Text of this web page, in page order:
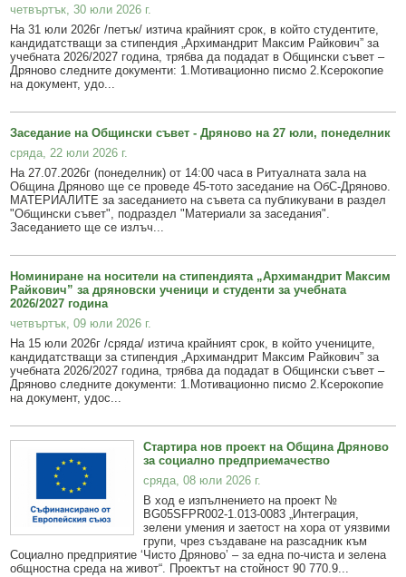
Общинска собственост
Финанси и бюджет
Култура
Социални дейности
Здравеопазване
Спорт и младежки дейности
Проекти по европейски програми
Управление при кризи, обществен ред и сигурност
Политика лични данни
BG05SFPR001-1.004-0019-C01 „Утвърждаване на интеркултурното
образование в община Дряново“
четвъртък, 30 юли 2026 г.
На 31 юли 2026г /петък/ изтича крайният срок, в който студентите,
кандидатстващи за стипендия „Архимандрит Максим Райкович” за
учебната 2026/2027 година, трябва да подадат в Общински съвет –
Дряново следните документи: 1.Мотивационно писмо 2.Ксерокопие
на документ, удо...
Заседание на Общински съвет - Дряново на 27 юли, понеделник
сряда, 22 юли 2026 г.
На 27.07.2026г (понеделник) от 14:00 часа в Ритуалната зала на
Община Дряново ще се проведе 45-тото заседание на ОбС-Дряново.
МАТЕРИАЛИТЕ за заседанието на съвета са публикувани в раздел
"Общински съвет", подраздел "Материали за заседания".
Заседанието ще се излъч...
Номиниране на носители на стипендията „Архимандрит Максим
Райкович” за дряновски ученици и студенти за учебната
2026/2027 година
четвъртък, 09 юли 2026 г.
На 15 юли 2026г /сряда/ изтича крайният срок, в който учениците,
кандидатстващи за стипендия „Архимандрит Максим Райкович” за
учебната 2026/2027 година, трябва да подадат в Общински съвет –
Дряново следните документи: 1.Мотивационно писмо 2.Ксерокопие
на документ, удос...
Стартира нов проект на Община Дряново
за социално предприемачество
сряда, 08 юли 2026 г.
В ход е изпълнението на проект №
BG05SFPR002-1.013-0083 „Интеграция,
зелени умения и заетост на хора от уязвими
групи, чрез създаване на разсадник към
Социално предприятие ‘Чисто Дряново’ – за една по-чиста и зелена
общностна среда на живот“. Проектът на стойност 90 770.9...
Красиво Дряново
Новини
Обяви и съобщения
Проверка и плащане на задължения за данъци и такси
Списъци на длъжници
Търгове, конкурси и концесии
Културен календар
Мнения на гражданите